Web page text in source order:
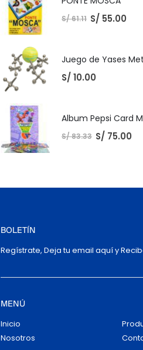
S/61.11 S/ 55.00
S/ 10.00
S/83.33 S/ 75.00
BOLETÍN
Regístrate, Deja tu email aquí y
MENÚ
Inicio
Nosotros